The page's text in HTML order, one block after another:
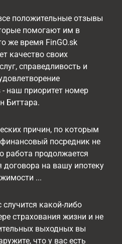
положительные отзывы
помогают им в
же время FinGO.sk
качество своих
справедливость и
- наш приоритет номер
Биттара.
причин, по которым
посредник не
работа продолжается
на вашу ипотеку
...
случится какой-либо
страхования жизни и не
выходных вы
что у вас есть